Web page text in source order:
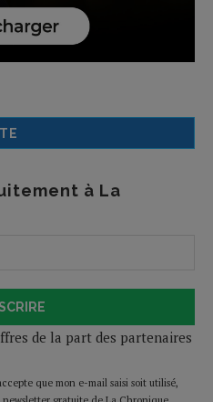
à La
de la part des partenaires
que mon e-mail saisi soit utilisé,